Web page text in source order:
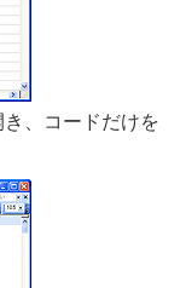
、コードだけを